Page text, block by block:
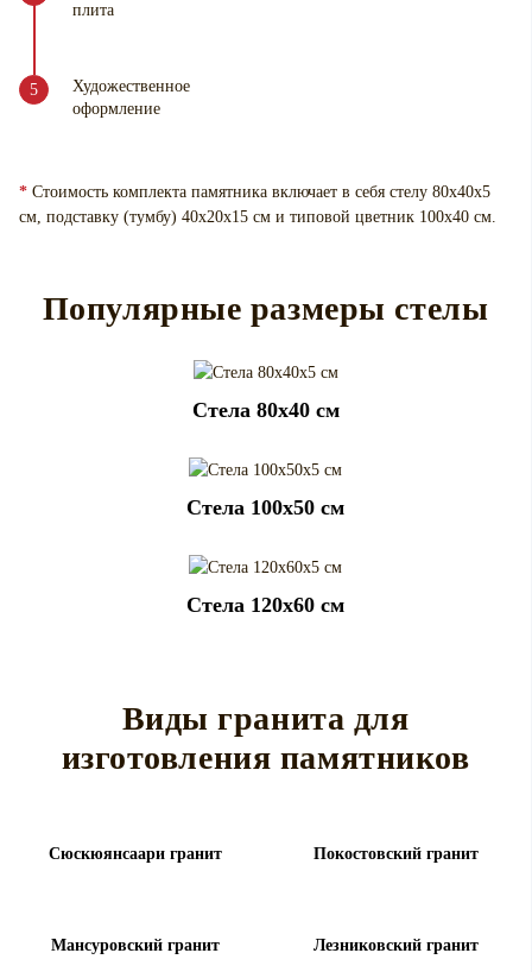
плита
Художественное
оформление
* Стоимость комплекта памятника включает в себя стелу 80х40х5
см, подставку (тумбу) 40х20х15 см и типовой цветник 100х40 см.
Популярные размеры стелы
Cтела 80x40 см
Cтела 100x50 см
Cтела 120x60 см
Виды гранита для
изготовления памятников
Сюскюянсаари гранит Покостовский гранит
Мансуровский гранит Лезниковский гранит